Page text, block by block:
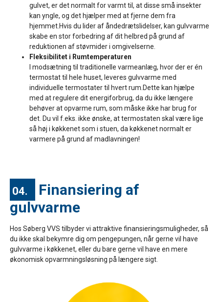
gulvet, er det normalt for varmt til, at disse små insekter
kan yngle, og det hjælper med at fjerne dem fra
hjemmet.Hvis du lider af åndedrætslidelser, kan gulvvarme
skabe en stor forbedring af dit helbred på grund af
reduktionen af støvmider i omgivelserne.
Fleksibilitet i Rumtemperaturen
I modsætning til traditionelle varmeanlæg, hvor der er én
termostat til hele huset, leveres gulvvarme med
individuelle termostater til hvert rum.Dette kan hjælpe
med at regulere dit energiforbrug, da du ikke længere
behøver at opvarme rum, som måske ikke har brug for
det. Du vil f.eks. ikke ønske, at termostaten skal være lige
så høj i køkkenet som i stuen, da køkkenet normalt er
varmere på grund af madlavningen!
04.
Finansiering af
gulvvarme
Hos Søberg VVS tilbyder vi attraktive finansieringsmuligheder, så
du ikke skal bekymre dig om pengepungen, når gerne vil have
gulvvarme i køkkenet, eller du bare gerne vil have en mere
økonomisk opvarmningsløsning på længere sigt.